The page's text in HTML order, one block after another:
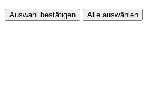
Auswahl bestätigen Alle auswählen